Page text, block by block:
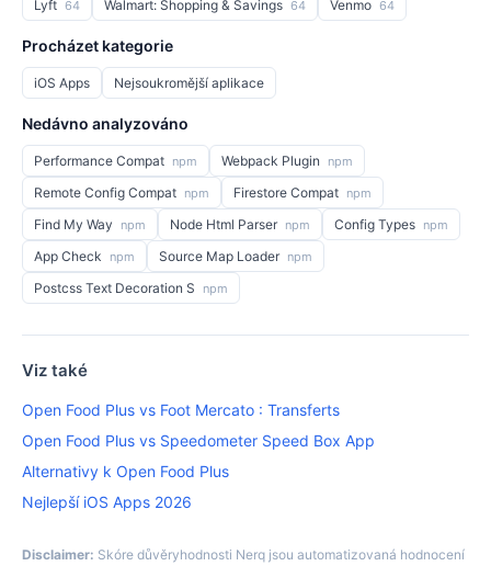
Lyft 64 Walmart: Shopping & Savings 64 Venmo 64
Procházet kategorie
iOS Apps Nejsoukromější aplikace
Nedávno analyzováno
Performance Compat npm Webpack Plugin npm
Remote Config Compat npm Firestore Compat npm
Find My Way npm Node Html Parser npm Config Types npm
App Check npm Source Map Loader npm
Postcss Text Decoration S npm
Viz také
Open Food Plus vs Foot Mercato : Transferts
Open Food Plus vs Speedometer Speed Box App
Alternativy k Open Food Plus
Nejlepší iOS Apps 2026
Disclaimer: Skóre důvěryhodnosti Nerq jsou automatizovaná hodnocení